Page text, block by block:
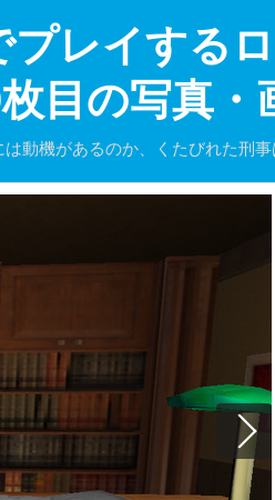
レイする
目の写真・
動機があるのか、くたびれた刑